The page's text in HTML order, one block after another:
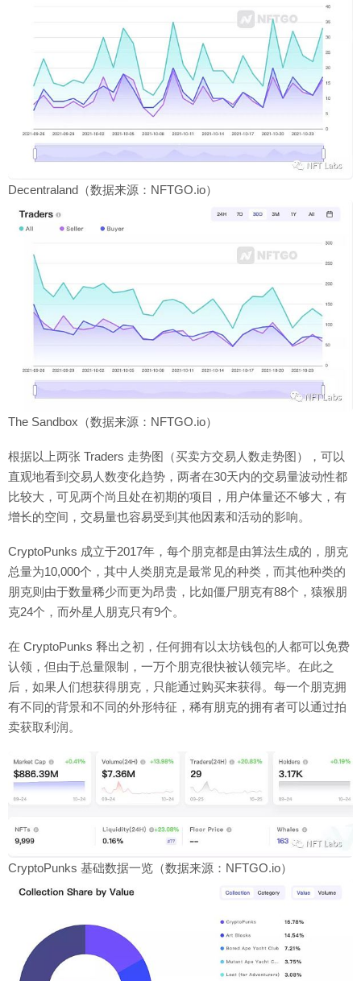
Decentraland（数据来源：NFTGO.io）
The Sandbox（数据来源：NFTGO.io）
根据以上两张 Traders 走势图（买卖方交易人数走势图），可以
直观地看到交易人数变化趋势，两者在30天内的交易量波动性都
比较大，可见两个尚且处在初期的项目，用户体量还不够大，有
增长的空间，交易量也容易受到其他因素和活动的影响。
CryptoPunks 成立于2017年，每个朋克都是由算法生成的，朋克
总量为10,000个，其中人类朋克是最常见的种类，而其他种类的
朋克则由于数量稀少而更为昂贵，比如僵尸朋克有88个，猿猴朋
克24个，而外星人朋克只有9个。
在 CryptoPunks 释出之初，任何拥有以太坊钱包的人都可以免费
认领，但由于总量限制，一万个朋克很快被认领完毕。在此之
后，如果人们想获得朋克，只能通过购买来获得。每一个朋克拥
有不同的背景和不同的外形特征，稀有朋克的拥有者可以通过拍
卖获取利润。
CryptoPunks 基础数据一览（数据来源：NFTGO.io）